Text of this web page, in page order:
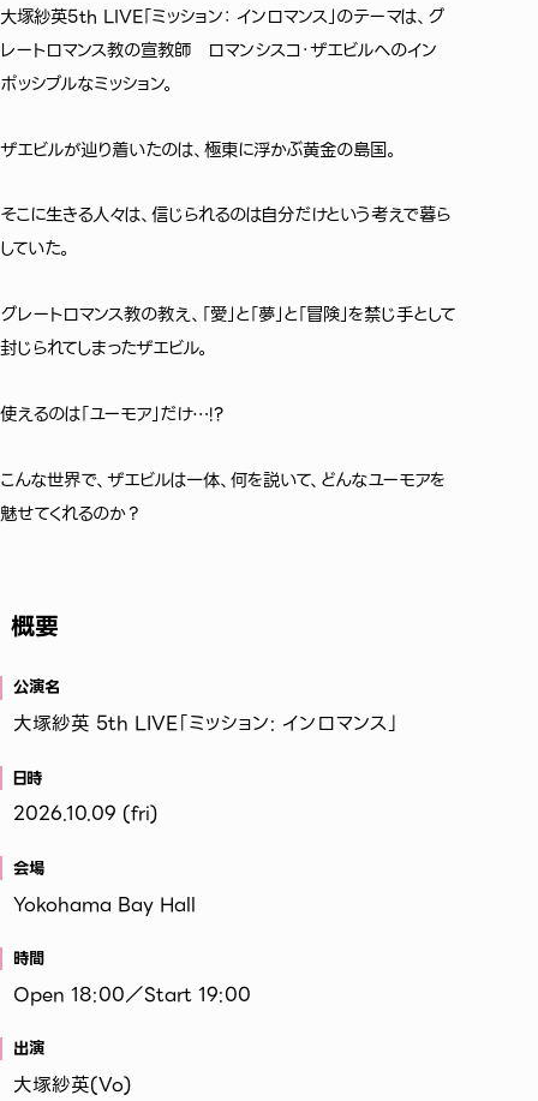
Great
9
行くぞ仙台！
大塚紗英5th LIVE「ミッション： インロマンス」のテーマは、グ
レートロマンス教の宣教師 ロマンシスコ・ザエビルへのイン
ポッシブルなミッション。
ザエビルが辿り着いたのは、極東に浮かぶ黄金の島国。
そこに生きる人々は、信じられるのは自分だけという考えで暮ら
していた。
グレートロマンス教の教え、「愛」と「夢」と「冒険」を禁じ手として
封じられてしまったザエビル。
使えるのは「ユーモア」だけ…!?
こんな世界で、ザエビルは一体、何を説いて、どんなユーモアを
魅せてくれるのか？
概要
公演名
大塚紗英 5th LIVE「ミッション: インロマンス」
日時
2026.10.09 (fri)
会場
Yokohama Bay Hall
時間
Open 18:00／Start 19:00
出演
大塚紗英(Vo)